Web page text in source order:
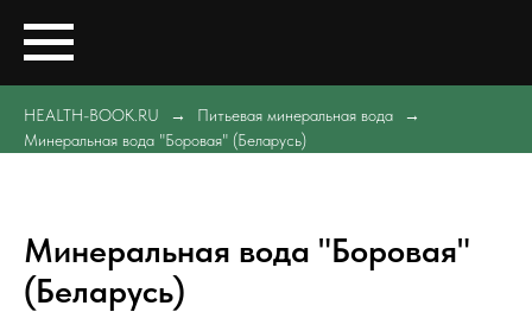
HEALTH-BOOK.RU
Питьевая минеральная вода
Минеральная вода "Боровая" (Беларусь)
Минеральная вода "Боровая"
(Беларусь)